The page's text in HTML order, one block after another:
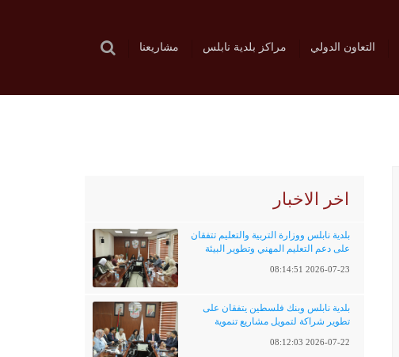
التعاون الدولي مراكز بلدية نابلس مشاريعنا
اخر الاخبار
بلدية نابلس ووزارة التربية والتعليم تتفقان
على دعم التعليم المهني وتطوير البيئة
2026-07-23 08:14:51
بلدية نابلس وبنك فلسطين يتفقان على
تطوير شراكة لتمويل مشاريع تنموية
2026-07-22 08:12:03